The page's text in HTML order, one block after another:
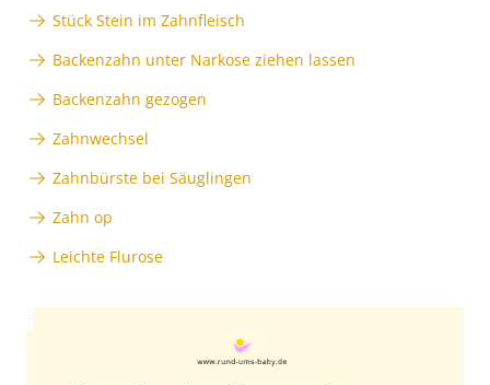
Stück Stein im Zahnfleisch
Backenzahn unter Narkose ziehen lassen
Backenzahn gezogen
Zahnwechsel
Zahnbürste bei Säuglingen
Zahn op
Leichte Flurose